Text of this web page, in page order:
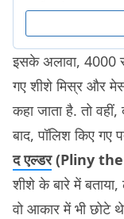
इसके अलावा, 4000
गए शीशे मिस्र और
कहा जाता है. तो
बाद, पॉलिश किए
द एल्डर(Pliny the
शीशे के बारे में
वो आकार में भी छोटे